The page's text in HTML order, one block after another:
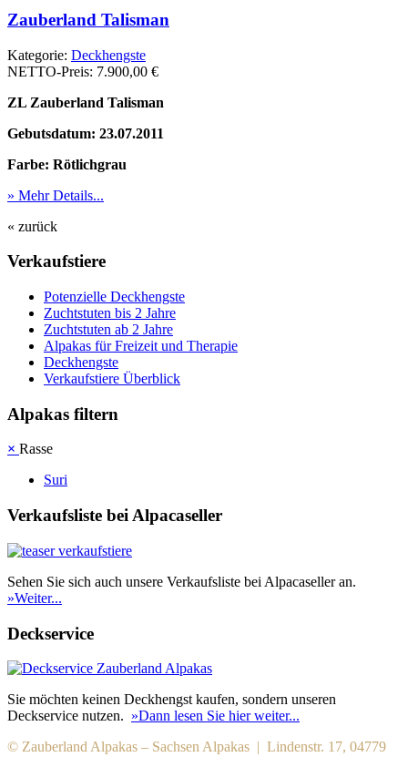
Zauberland Talisman
Kategorie: Deckhengste
NETTO-Preis: 7.900,00 €
ZL Zauberland Talisman
Gebutsdatum: 23.07.2011
Farbe: Rötlichgrau
» Mehr Details...
« zurück
Verkaufstiere
Po­ten­zi­elle Deckhengste
Zuchtstuten bis 2 Jahre
Zuchtstuten ab 2 Jahre
Alpakas für Freizeit und Therapie
Deckhengste
Verkaufstiere Überblick
Alpakas filtern
× Rasse
Suri
Verkaufsliste bei Alpacaseller
Sehen Sie sich auch unsere Verkaufsliste bei Alpacaseller an.
»Weiter...
Deckservice
Sie möchten keinen Deckhengst kaufen, sondern unseren
Deckservice nutzen. »Dann lesen Sie hier weiter...
© Zauberland Alpakas – Sachsen Alpakas | Lindenstr. 17, 04779